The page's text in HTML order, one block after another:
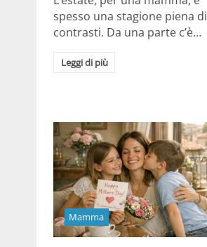
spesso una stagione piena di
contrasti. Da una parte c’è…
Leggi di più
Mamma